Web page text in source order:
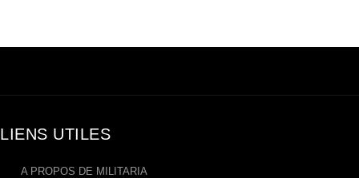
LIENS UTILES
A PROPOS DE MILITARIA